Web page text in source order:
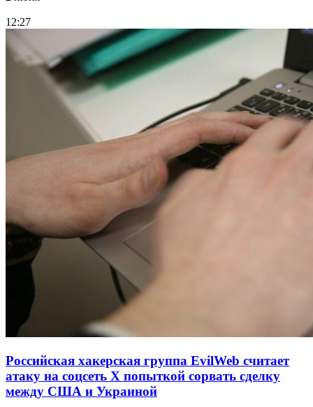
12:27
Российская хакерская группа EvilWeb считает
атаку на соцсеть Х попыткой сорвать сделку
между США и Украиной